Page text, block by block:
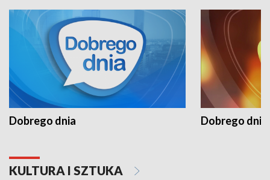
Dobrego dnia Dobrego dnia
KULTURA I SZTUKA